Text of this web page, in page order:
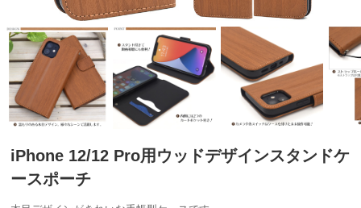
iPhone 12/12 Pro用ウッドデザインスタンドケ
ースポーチ